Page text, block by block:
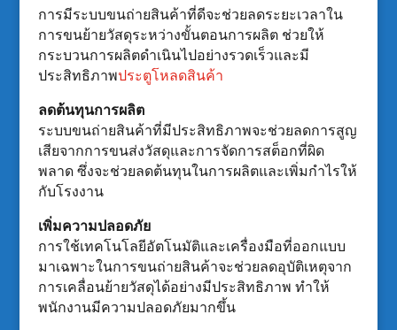
การมีระบบขนถ่ายสินค้าที่ดีจะช่วยลดระยะเวลาใน
การขนย้ายวัสดุระหว่างขั้นตอนการผลิต ช่วยให้
กระบวนการผลิตดำเนินไปอย่างรวดเร็วและมี
ประสิทธิภาพประตูโหลดสินค้า
ลดต้นทุนการผลิต
ระบบขนถ่ายสินค้าที่มีประสิทธิภาพจะช่วยลดการสูญ
เสียจากการขนส่งวัสดุและการจัดการสต็อกที่ผิด
พลาด ซึ่งจะช่วยลดต้นทุนในการผลิตและเพิ่มกำไรให้
กับโรงงาน
เพิ่มความปลอดภัย
การใช้เทคโนโลยีอัตโนมัติและเครื่องมือที่ออกแบบ
มาเฉพาะในการขนถ่ายสินค้าจะช่วยลดอุบัติเหตุจาก
การเคลื่อนย้ายวัสดุได้อย่างมีประสิทธิภาพ ทำให้
พนักงานมีความปลอดภัยมากขึ้น